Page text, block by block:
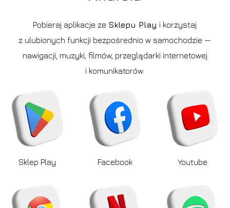
Pobieraj aplikacje ze Sklepu Play i korzystaj
z ulubionych funkcji bezpośrednio w samochodzie —
nawigacji, muzyki, filmów, przeglądarki internetowej
i komunikatorów.
Sklep Play Facebook Youtube